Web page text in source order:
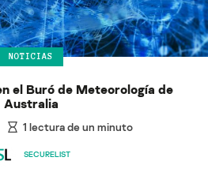
NOTICIAS
el Buró de Meteorología de
Australia
1 lectura de un minuto
SECURELIST